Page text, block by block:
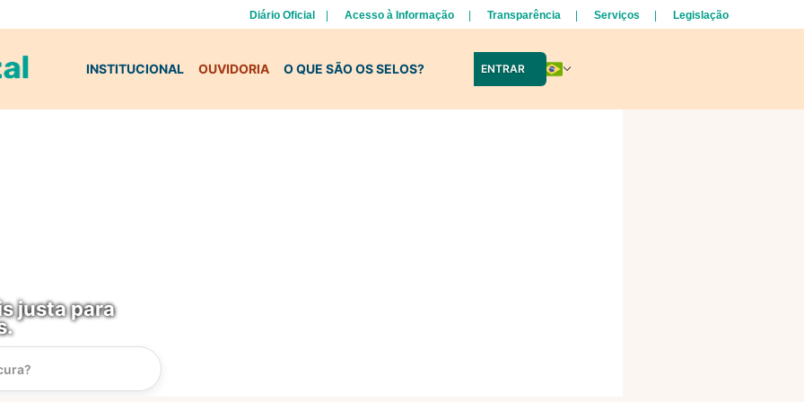
Diário Oficial Acesso à Informação Transparência Serviços Legislação
INSTITUCIONAL OUVIDORIA O QUE SÃO OS SELOS? ENTRAR
justa para